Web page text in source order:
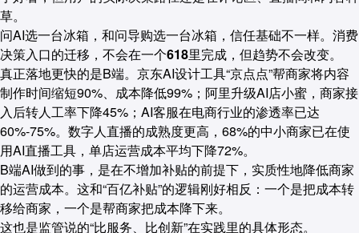
草。
问AI选一台冰箱，和问导购选一台冰箱，信任基础不一样。 消费
决策入口的迁移，不会在一个618里完成，但趋势不会改变。
真正落地更快的是B端。京东AI设计工具“京点点”帮商家将内容
制作时间缩短90%、成本降低99%；阿里升级AI店小蜜，商家接
入后转人工率下降45%；AI客服在电商行业的渗透率已达
60%-75%。数字人直播的成熟度更高，68%的中小商家已在使
用AI直播工具，单店运营成本平均下降72%。
B端AI做到的事，是在不增加补贴的前提下，实质性地降低商家
的运营成本。这和“百亿补贴”的逻辑刚好相反：一个是把成本转
移给商家，一个是帮商家把成本降下来。
这也是监管说的“比服务、比创新”在实践里的具体形态。